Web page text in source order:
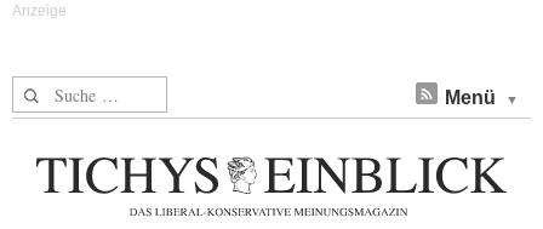
Suche nach: Menü